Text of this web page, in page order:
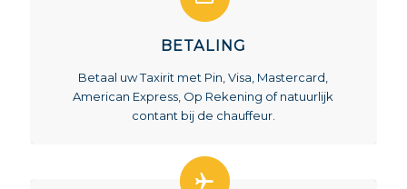
BETALING
Betaal uw Taxirit met Pin, Visa, Mastercard,
American Express, Op Rekening of natuurlijk
contant bij de chauffeur.